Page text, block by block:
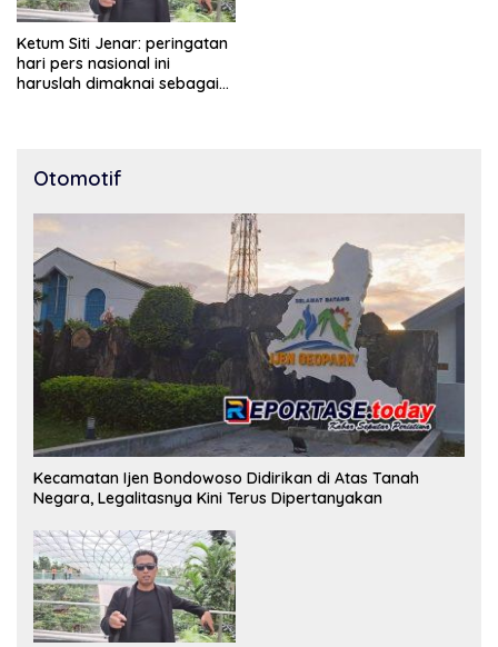
Ketum Siti Jenar: peringatan
hari pers nasional ini
haruslah dimaknai sebagai
Indonesia.
Otomotif
Kecamatan Ijen Bondowoso Didirikan di Atas Tanah
Negara, Legalitasnya Kini Terus Dipertanyakan